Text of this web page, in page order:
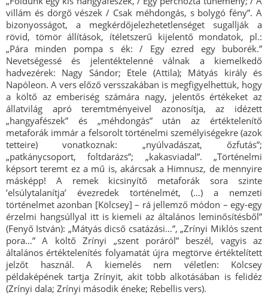
villám és dörgő vészek / Csak méhdongás, s bolygó fény”. A
bizonyosságot, a megkérdőjelezhetetlenséget sugallják a
rövid, tömör állítások, ítéletszerű kijelentő mondatok, pl.:
„Pára minden pompa s ék: / Egy ezred egy buborék.”
Nevetségessé és jelentéktelenné válnak a kiemelkedő
hadvezérek: Nagy Sándor; Etele (Attila); Mátyás király és
Napóleon. A vers előző versszakában is megfigyelhettük, hogy
a költő az emberiség számára nagy, jelentős értékeket az
állatvilág apró teremtményeivel azonosítja, az idézett
„hangyafészek” és „méhdongás” után az értéktelenítő
metaforák immár a felsorolt történelmi személyiségekre (azok
tetteire) vonatkoznak: „nyúlvadászat, őzfutás”;
„patkánycsoport, foltdarázs”; „kakasviadal”. „Történelmi
képsort teremt ez a mű is, akárcsak a Himnusz, de mennyire
másképp! A remek kicsinyítő metaforák sora szinte
’elsúlytalanítja’ évezredek történelmét, (…) a nemzeti
történelmet azonban [Kölcsey] – rá jellemző módon – egy-egy
érzelmi hangsúllyal itt is kiemeli az általános leminősítésből”
(Fenyő István): „Mátyás dicső csatázási…”, „Zrínyi Miklós szent
pora…” A költő Zrínyi „szent poráról” beszél, vagyis az
általános értéktelenítés folyamatát újra megtörve értéktelített
jelzőt használ. A kiemelés nem véletlen: Kölcsey
példaképének tartja Zrínyit, akit több alkotásában is felidéz
(Zrínyi dala; Zrínyi második éneke; Rebellis vers).